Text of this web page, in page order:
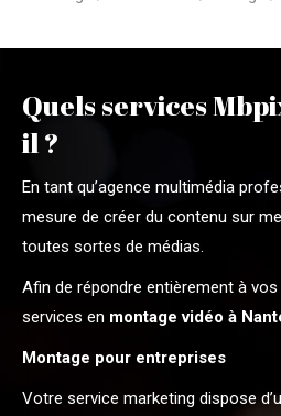
Quels services
il ?
En tant qu’agence multimédia
mesure de créer du contenu sur
toutes sortes de médias.
Afin de répondre entièrement à
services en montage vidéo à
Montage pour entreprises
Votre service marketing dispose